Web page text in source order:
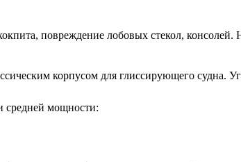
повреждение лобовых стекол,
корпусом для глиссирующего судна.
средней мощности: